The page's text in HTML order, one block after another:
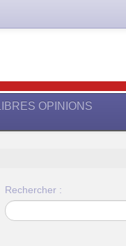
LIBRES OPINIONS
Rechercher :